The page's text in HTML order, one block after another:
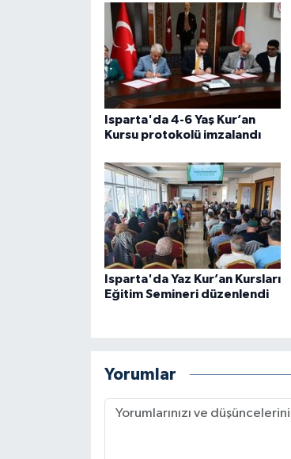
Isparta'da 4-6 Yaş Kur’an
Kursu protokolü imzalandı
Isparta'da Yaz Kur’an Kursları
Eğitim Semineri düzenlendi
Yorumlar
Erzurum Müftülüğü
Eskişehir Müftülüğü
Gaziantep Müftülüğü
Gümüşhane Müftülüğü
Hakkari Müftülüğü
Hatay Müftülüğü
İstanbul Müftülüğü